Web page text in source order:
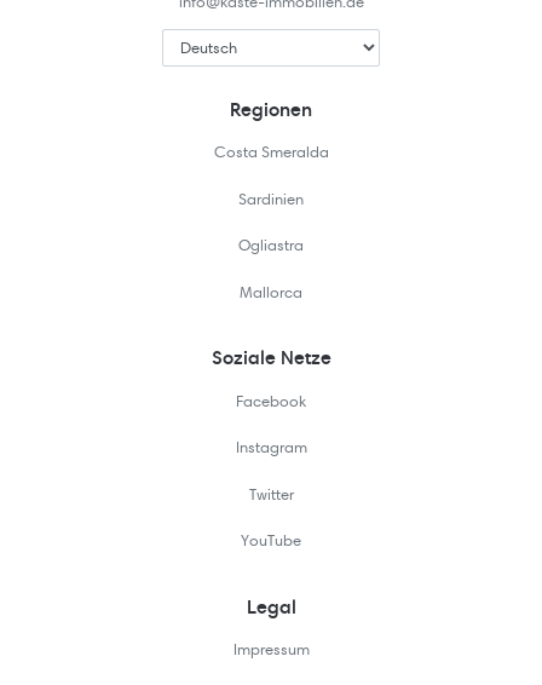
Regionen
Costa Smeralda
Sardinien
Ogliastra
Mallorca
Soziale Netze
Facebook
Instagram
Twitter
YouTube
Legal
Impressum